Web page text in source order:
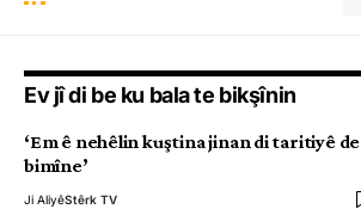
Ev jî di be ku bala te bikşînin
‘Em ê nehêlin kuştina jinan di taritiyê de
bimîne’
Ji AliyêStêrk TV